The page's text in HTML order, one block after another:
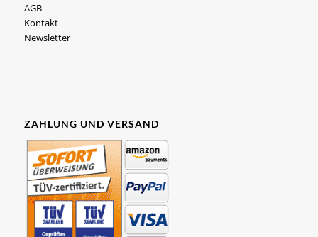
AGB
Kontakt
Newsletter
ZAHLUNG UND VERSAND